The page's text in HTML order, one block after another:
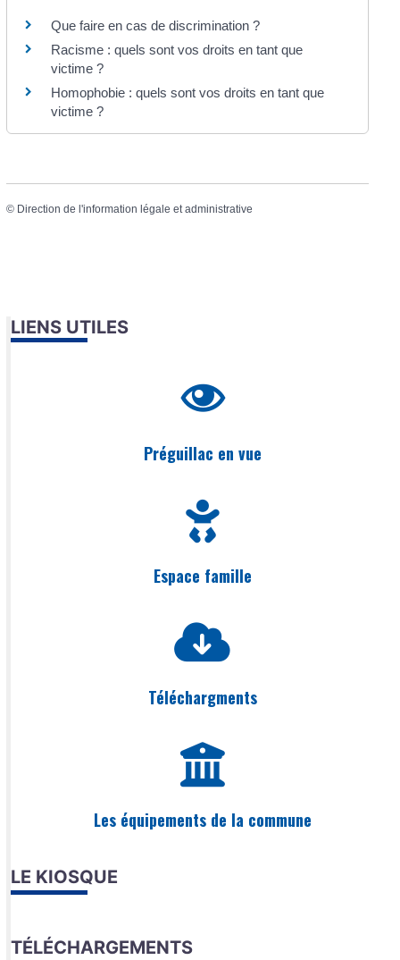
Que faire en cas de discrimination ?
Racisme : quels sont vos droits en tant que
victime ?
Homophobie : quels sont vos droits en tant que
victime ?
© Direction de l'information légale et administrative
LIENS UTILES
Préguillac en vue
Espace famille
Téléchargments
Les équipements de la commune
LE KIOSQUE
TÉLÉCHARGEMENTS